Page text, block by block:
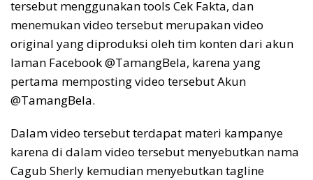
tersebut menggunakan tools Cek Fakta, dan
menemukan video tersebut merupakan video
original yang diproduksi oleh tim konten dari akun
laman Facebook @TamangBela, karena yang
pertama memposting video tersebut Akun
@TamangBela.
Dalam video tersebut terdapat materi kampanye
karena di dalam video tersebut menyebutkan nama
Cagub Sherly kemudian menyebutkan tagline